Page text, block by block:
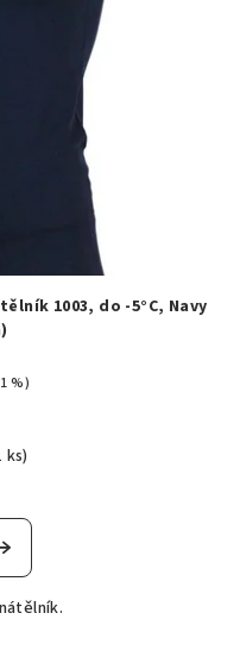
1003, do -5°C, Navy
%)
ks)